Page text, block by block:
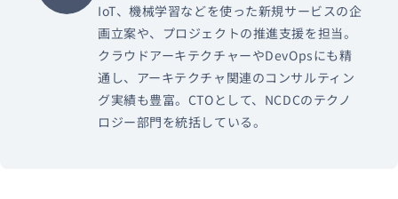
IoT、機械学習などを使った新規サービスの企
画立案や、プロジェクトの推進支援を担当。
クラウドアーキテクチャーやDevOpsにも精
通し、アーキテクチャ関連のコンサルティン
グ実績も豊富。CTOとして、NCDCのテクノ
ロジー部門を統括している。